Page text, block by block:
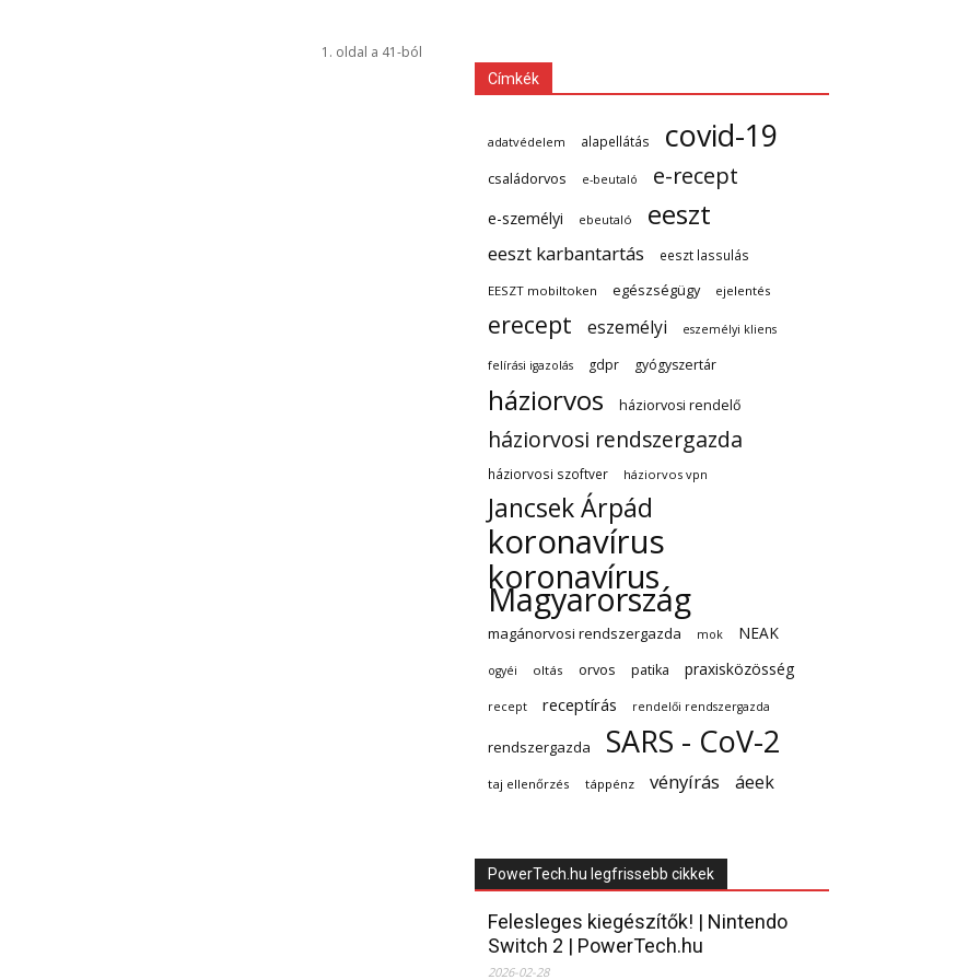
1. oldal a 41-ból
Címkék
adatvédelem alapellátás covid-19
családorvos e-beutaló e-recept
e-személyi ebeutaló eeszt
eeszt karbantartás eeszt lassulás
EESZT mobiltoken egészségügy ejelentés
erecept eszemélyi eszemélyi kliens
felírási igazolás gdpr gyógyszertár
háziorvos háziorvosi rendelő
háziorvosi rendszergazda
háziorvosi szoftver háziorvos vpn
Jancsek Árpád
koronavírus
koronavírus
Magyarország
magánorvosi rendszergazda mok NEAK
ogyéi oltás orvos patika praxisközösség
recept receptírás rendelői rendszergazda
rendszergazda SARS - CoV-2
taj ellenőrzés táppénz vényírás áeek
PowerTech.hu legfrissebb cikkek
Felesleges kiegészítők! | Nintendo
Switch 2 | PowerTech.hu
2026-02-28